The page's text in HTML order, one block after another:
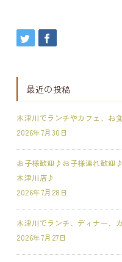
最近の投稿
木津川でランチやカフェ、お
2026年7月30日
お子様歓迎♪お子様連れ歓迎
木津川店♪
2026年7月28日
木津川でランチ、ディナー、
2026年7月27日